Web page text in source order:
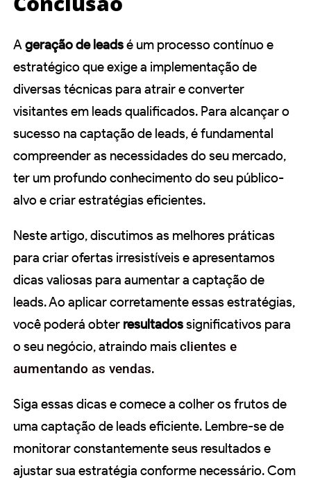
Ageração de leadsé um processo contínuo e
estratégico que exige a implementação de
diversas técnicas para atrair e converter
visitantes em leads qualificados. Para alcançar o
sucesso na captação de leads, é fundamental
compreender as necessidades do seu mercado,
ter um profundo conhecimento do seu público-
alvo e criar estratégias eficientes.
Neste artigo, discutimos as melhores práticas
para criar ofertas irresistíveis e apresentamos
dicas valiosas para aumentar a captação de
leads. Ao aplicar corretamente essas estratégias,
você poderá obter resultadossignificativos para
o seu negócio, atraindo maisclientes e
aumentando as vendas.
Siga essas dicas e comece a colher os frutos de
uma captação de leads eficiente. Lembre-se de
monitorar constantemente seus resultados e
ajustar sua estratégia conforme necessário. Com